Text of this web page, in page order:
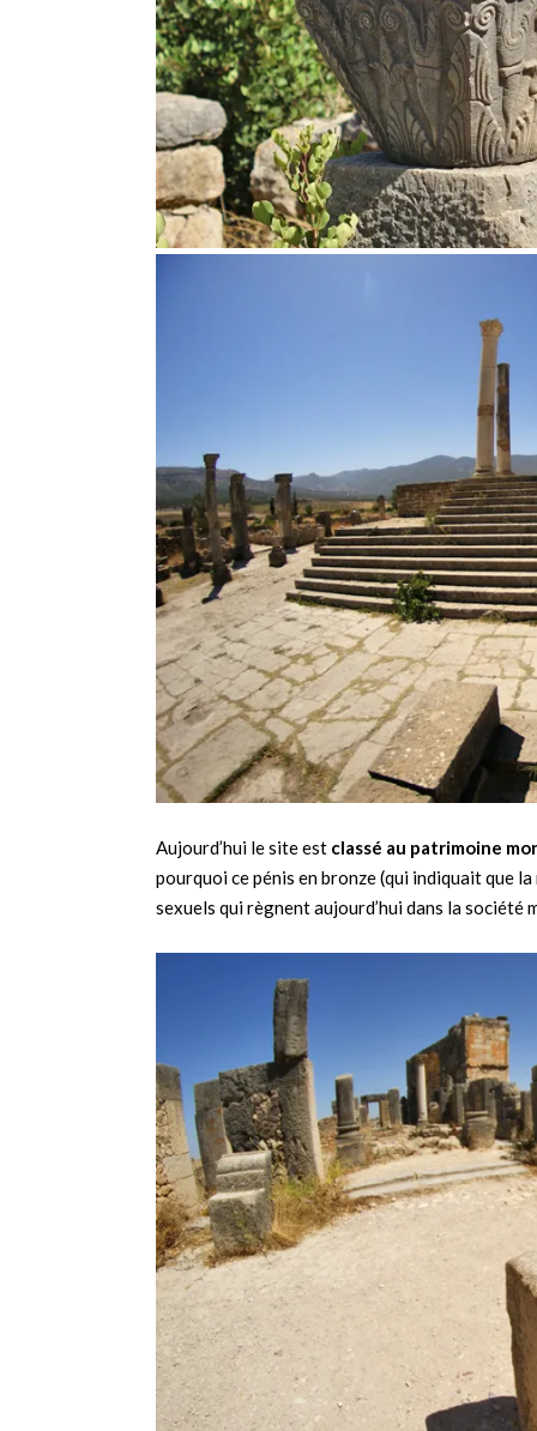
Aujourd’hui le site est classé au patrimoine
pourquoi ce pénis en bronze (qui indiquait que
sexuels qui règnent aujourd’hui dans la société